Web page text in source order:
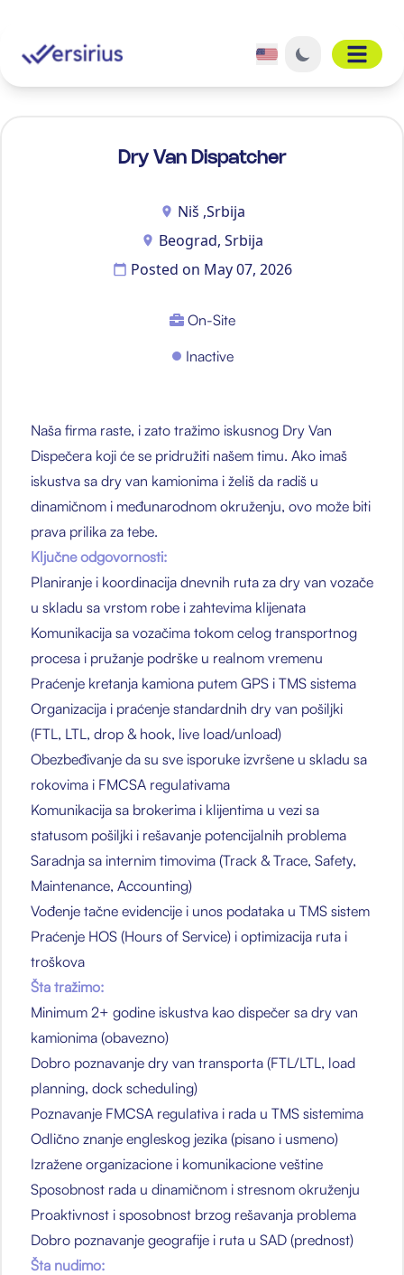
Open
Dry Van Dispatcher
Niš ,Srbija
Beograd, Srbija
Posted on May 07, 2026
On-Site
Inactive
Naša firma raste, i zato tražimo iskusnog Dry Van
Dispečera koji će se pridružiti našem timu. Ako imaš
iskustva sa dry van kamionima i želiš da radiš u
dinamičnom i međunarodnom okruženju, ovo može biti
prava prilika za tebe.
Ključne odgovornosti:
Planiranje i koordinacija dnevnih ruta za dry van vozače
u skladu sa vrstom robe i zahtevima klijenata
Komunikacija sa vozačima tokom celog transportnog
procesa i pružanje podrške u realnom vremenu
Praćenje kretanja kamiona putem GPS i TMS sistema
Organizacija i praćenje standardnih dry van pošiljki
(FTL, LTL, drop & hook, live load/unload)
Obezbeđivanje da su sve isporuke izvršene u skladu sa
rokovima i FMCSA regulativama
Komunikacija sa brokerima i klijentima u vezi sa
statusom pošiljki i rešavanje potencijalnih problema
Saradnja sa internim timovima (Track & Trace, Safety,
Maintenance, Accounting)
Vođenje tačne evidencije i unos podataka u TMS sistem
Praćenje HOS (Hours of Service) i optimizacija ruta i
troškova
Šta tražimo:
Minimum 2+ godine iskustva kao dispečer sa dry van
kamionima (obavezno)
Dobro poznavanje dry van transporta (FTL/LTL, load
planning, dock scheduling)
Poznavanje FMCSA regulativa i rada u TMS sistemima
Odlično znanje engleskog jezika (pisano i usmeno)
Izražene organizacione i komunikacione veštine
Sposobnost rada u dinamičnom i stresnom okruženju
Proaktivnost i sposobnost brzog rešavanja problema
Dobro poznavanje geografije i ruta u SAD (prednost)
Šta nudimo: